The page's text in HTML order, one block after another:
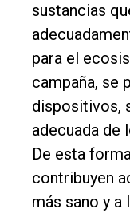
sustancias
para el
campaña, se
dispositivos,
adecuada de
De esta
contribuyen
más sano y a